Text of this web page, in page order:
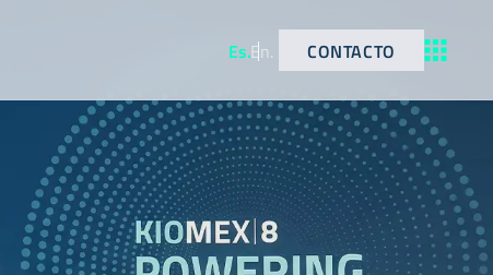
Es.En. CONTACTO